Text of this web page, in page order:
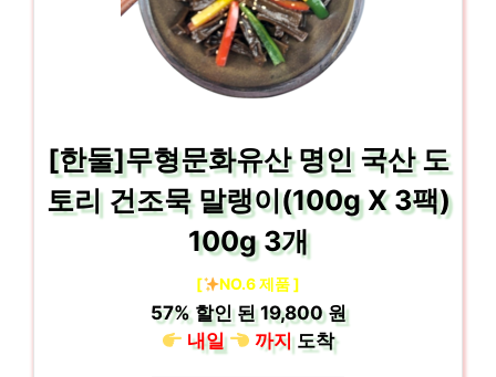
[한둘]무형문화유산 명인 국산 도
토리 건조묵 말랭이(100g X 3팩)
100g 3개
[ NO.6 제품 ]
57%할인 된19,800 원
내일
까지도착